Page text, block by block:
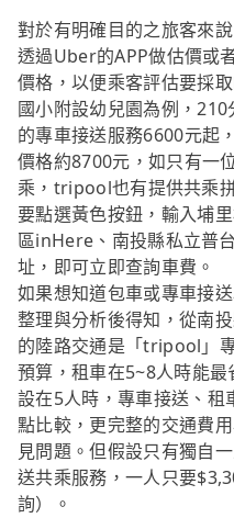
對於有明確目的之旅客來
透過Uber的APP做估價或
價格，以便乘客評估要採
國小附設幼兒園為例，
的專車接送服務6600元起
價格約8700元，如只有一
乘，tripool也有提供共乘
要點選黃色按鈕，輸入埔
區inHere、南投縣私立普
址，即可立即查詢車費。
如果想知道包車或專車接
整理與分析後得知，從南
的陸路交通是「tripool」
預算，租車在5~8人時能
設在5人時，專車接送、租
點比較，更完整的交通費
見問題。但假設只有獨自
送共乘服務，一人只要
詢）。